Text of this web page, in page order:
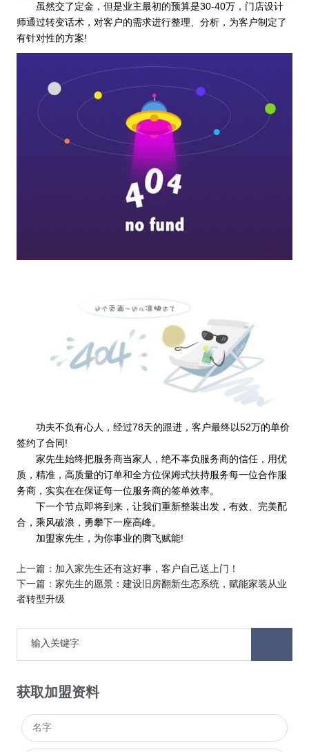
虽然交了定金，但是业主最初的预算是30-40万，门店设计
师通过转变话术，对客户的需求进行整理、分析，为客户制定了
有针对性的方案!
功夫不负有心人，经过78天的跟进，客户最终以52万的单价
签约了合同!
家先生始终把服务商当家人，绝不辜负服务商的信任，用优
质，精准，高质量的订单和全方位保姆式扶持服务每一位合作服
务商，实实在在保证每一位服务商的签单效率。
下一个节点即将到来，让我们重新整装出发，有效、完美配
合，乘风破浪，勇攀下一座高峰。
加盟家先生，为你事业的腾飞赋能!
上一篇： 加入家先生还有这好事，客户自己送上门！
下一篇：家先生的愿景：建设旧房翻新生态系统，赋能家装从业
者转型升级
获取加盟资料